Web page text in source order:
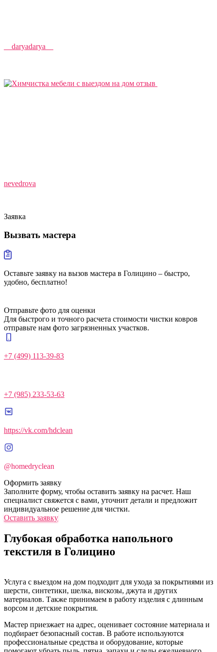
__daryadarya__
nevedrova
Заявка
Вызвать мастера
Оставьте заявку на вызов мастера в Голицино – быстро,
удобно, бесплатно!
Отправьте фото для оценки
Для быстрого и точного расчета стоимости чистки ковров
отправьте нам фото загрязненных участков.
+7 (499) 113-39-83
+7 (985) 233-53-63
https://vk.com/hdclean
@homedryclean
Оформить заявку
Заполните форму, чтобы оставить заявку на расчет. Наш
специалист свяжется с вами, уточнит детали и предложит
индивидуальное решение для чистки.
Оставить заявку
Глубокая обработка напольного
текстиля в Голицино
Услуга с выездом на дом подходит для ухода за покрытиями из
шерсти, синтетики, шелка, вискозы, джута и других
материалов. Также принимаем в работу изделия с длинным
ворсом и детские покрытия.
Мастер приезжает на адрес, оценивает состояние материала и
подбирает безопасный состав. В работе используются
профессиональные средства и оборудование, которые